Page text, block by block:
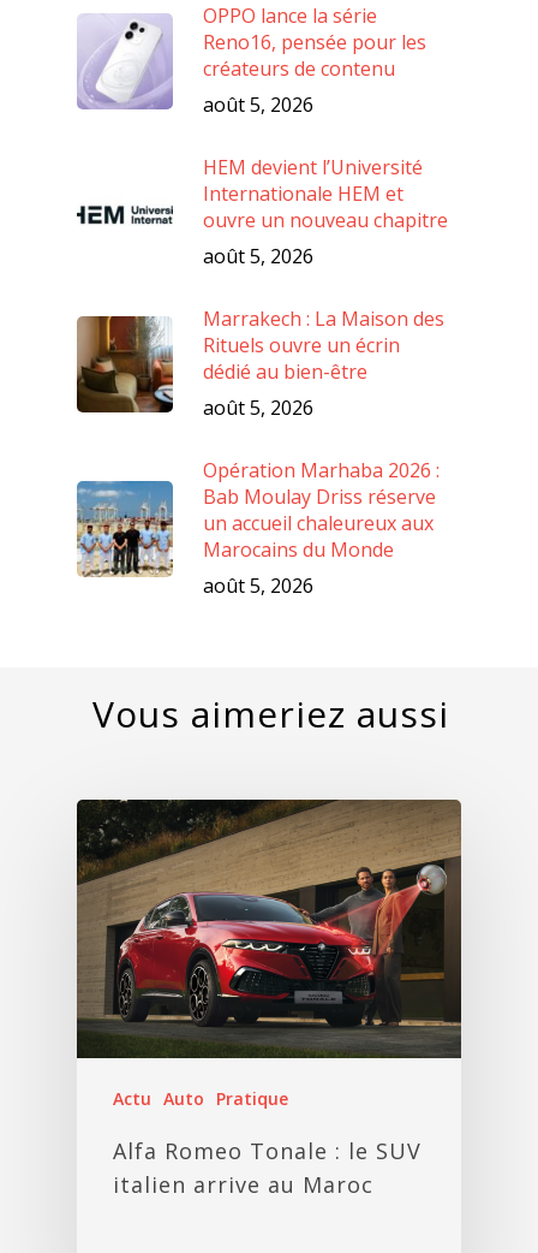
OPPO lance la série
Reno16, pensée pour les
créateurs de contenu
août 5, 2026
HEM devient l’Université
Internationale HEM et
ouvre un nouveau chapitre
août 5, 2026
Marrakech : La Maison des
Rituels ouvre un écrin
dédié au bien-être
août 5, 2026
Opération Marhaba 2026 :
Bab Moulay Driss réserve
un accueil chaleureux aux
Marocains du Monde
août 5, 2026
Actu Auto Pratique
Alfa Romeo Tonale : le SUV
italien arrive au Maroc